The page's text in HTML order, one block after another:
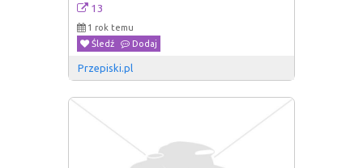
13
1 rok temu
Śledź
Dodaj
Przepiski.pl